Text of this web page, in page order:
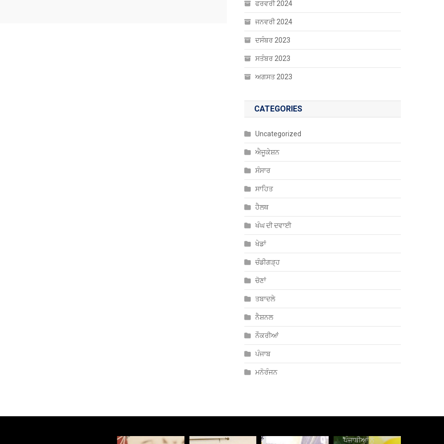
ਫਰਵਰੀ 2024
ਜਨਵਰੀ 2024
ਦਸੰਬਰ 2023
ਸਤੰਬਰ 2023
ਅਗਸਤ 2023
CATEGORIES
Uncategorized
ਐਜੂਕੇਸ਼ਨ
ਸੰਸਾਰ
ਸਾਹਿਤ
ਹੈਲਥ
ਖੰਘ ਦੀ ਦਵਾਈ
ਖੇਡਾਂ
ਚੰਡੀਗੜ੍ਹ
ਚੋਣਾਂ
ਤਬਾਦਲੇ
ਨੈਸ਼ਨਲ
ਨੌਕਰੀਆਂ
ਪੰਜਾਬ
ਮਨੋਰੰਜਨ
ਪੰਜਾਬੀਆਂ ਨੂੰ